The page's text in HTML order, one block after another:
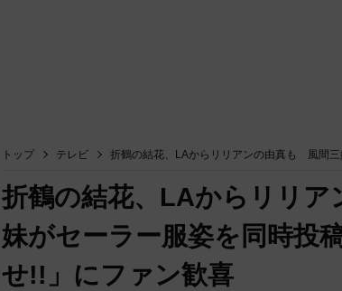
トップ テレビ 折鶴の結花、LAからリリアンの由真も 風間
折鶴の結花、LAからリリ
妹がセーラー服姿を同時投
せ!!」にファン歓喜